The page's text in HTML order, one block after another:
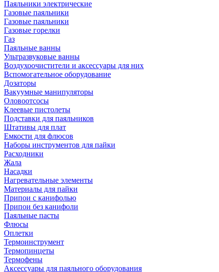
Паяльники электрические
Газовые паяльники
Газовые паяльники
Газовые горелки
Газ
Паяльные ванны
Ультразвуковые ванны
Воздухоочистители и аксессуары для них
Вспомогательное оборудование
Дозаторы
Вакуумные манипуляторы
Оловоотсосы
Клеевые пистолеты
Подставки для паяльников
Штативы для плат
Емкости для флюсов
Наборы инструментов для пайки
Расходники
Жала
Насадки
Нагревательные элементы
Материалы для пайки
Припои с канифолью
Припои без канифоли
Паяльные пасты
Флюсы
Оплетки
Термоинструмент
Термопинцеты
Термофены
Аксессуары для паяльного оборудования